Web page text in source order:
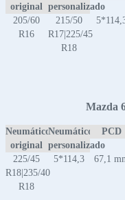
original
personalizado
205/60
R16
215/50
R17|225/45
R18
Mazda
Neumático
original
Neumático
personalizado
PCD
225/45
R18|235/40
R18
5*114,3 67,1